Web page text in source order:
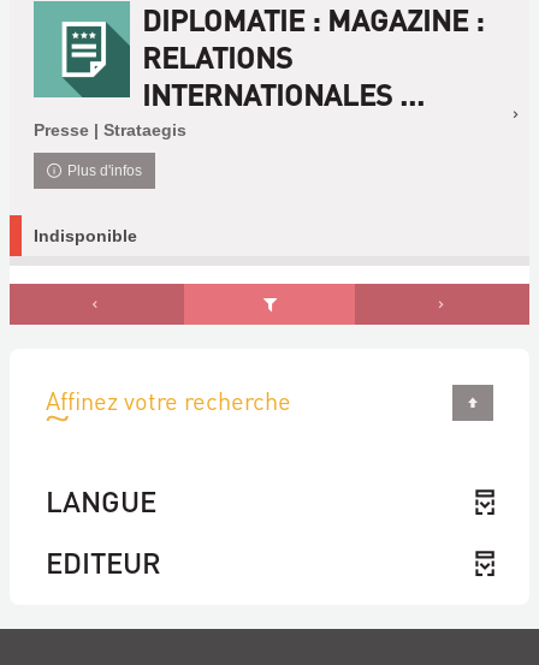
DIPLOMATIE : MAGAZINE :
RELATIONS
INTERNATIONALES ...
Presse | Strataegis
Plus d'infos
Indisponible
Affinez votre recherche
LANGUE
EDITEUR